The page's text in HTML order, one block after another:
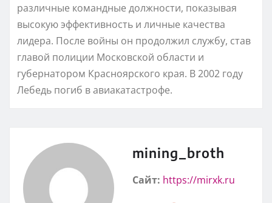
различные командные должности, показывая
высокую эффективность и личные качества
лидера. После войны он продолжил службу, став
главой полиции Московской области и
губернатором Красноярского края. В 2002 году
Лебедь погиб в авиакатастрофе.
mining_broth
Сайт: https://mirxk.ru